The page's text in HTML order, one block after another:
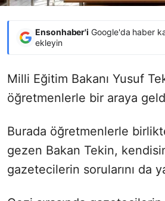
Ensonhaber'i Google'da haber
ekleyin
Milli Eğitim Bakanı Yusuf
öğretmenlerle bir araya
Burada öğretmenlerle
gezen Bakan Tekin,
gazetecilerin sorularını da